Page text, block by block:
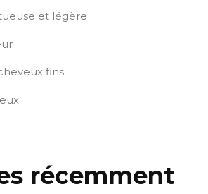
et légère
fins
récemment